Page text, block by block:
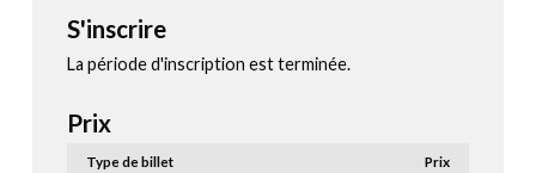
S'inscrire
La période d'inscription est terminée.
Prix
Type de billet Prix